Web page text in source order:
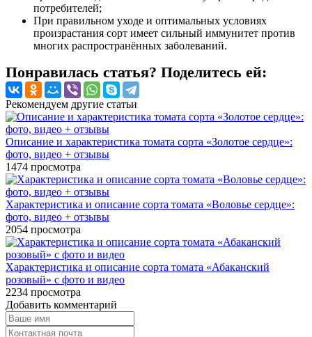
потребителей;
При правильном уходе и оптимальных условиях
произрастания сорт имеет сильный иммунитет против
многих распространённых заболеваний.
Понравилась статья? Поделитесь ей:
Рекомендуем другие статьи
Описание и характеристика томата сорта «Золотое сердце»:
фото, видео + отзывы
1474 просмотра
Характеристика и описание сорта томата «Воловье сердце»:
фото, видео + отзывы
2054 просмотра
Характеристика и описание сорта томата «Абаканский
розовый» с фото и видео
2234 просмотра
Добавить комментарий